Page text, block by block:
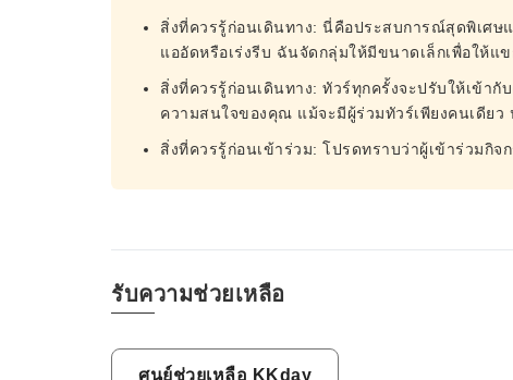
สิ่งที่ควรรู้ก่อนเดินทาง: นี่คือประสบการณ์สุดพิเศษ
แออัดหรือเร่งรีบ ฉันจัดกลุ่มให้มีขนาดเล็กเพื่อให้แ
สิ่งที่ควรรู้ก่อนเดินทาง: ทัวร์ทุกครั้งจะปรับให้เข้า
ความสนใจของคุณ แม้จะมีผู้ร่วมทัวร์เพียงคนเดีย
สิ่งที่ควรรู้ก่อนเข้าร่วม: โปรดทราบว่าผู้เข้าร่วมกิจ
รับความช่วยเหลือ
ศูนย์ช่วยเหลือ KKday